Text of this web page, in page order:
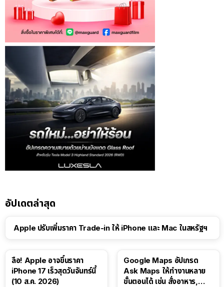
อัปเดตล่าสุด
Apple ปรับเพิ่มราคา Trade-in ให้ iPhone และ Mac ในสหรัฐฯ
ลือ! Apple อาจขึ้นราคา
iPhone 17 เร็วสุดวันจันทร์นี้
(10 ส.ค. 2026)
Google Maps อัปเกรด
Ask Maps ให้ทำงานหลาย
ขั้นตอนได้ เช่น สั่งอาหาร,